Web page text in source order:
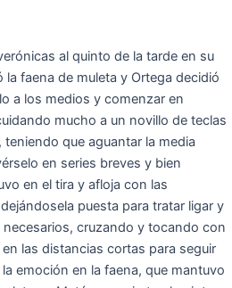
al quinto de la tarde en su
faena de muleta y Ortega decidió
a los medios y comenzar en
mucho a un novillo de teclas
que aguantar la media
en series breves y bien
en el tira y afloja con las
puesta para tratar ligar y
cruzando y tocando con
las distancias cortas para seguir
emoción en la faena, que mantuvo